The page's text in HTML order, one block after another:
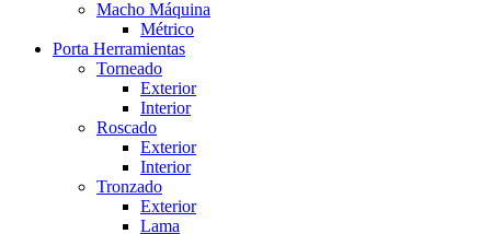
Macho Máquina
Métrico
Porta Herramientas
Torneado
Exterior
Interior
Roscado
Exterior
Interior
Tronzado
Exterior
Lama